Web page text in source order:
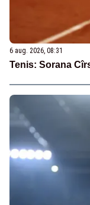
6 aug. 2026, 08:31
Tenis: Sorana